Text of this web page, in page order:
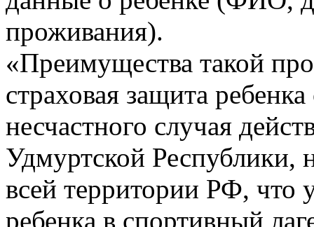
проживания).
«Преимущества такой
страховая защита ребенка
несчастного случая
Удмуртской Республики,
всей территории РФ, что
ребенка в спортивный